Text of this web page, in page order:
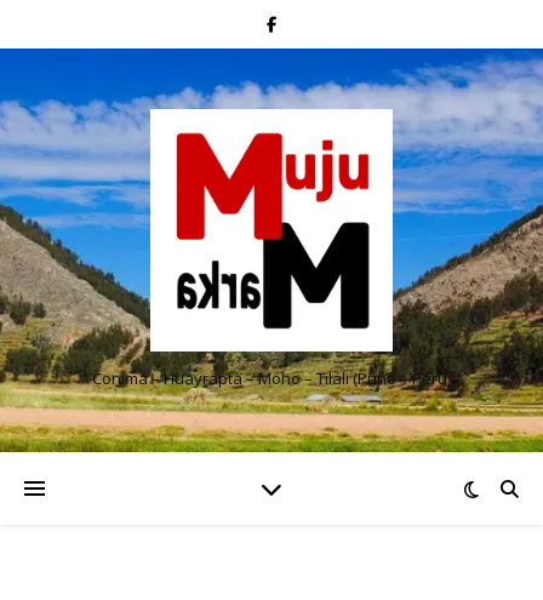
Conima – Huayrapta – Moho – Tilali (Puno – Perú)